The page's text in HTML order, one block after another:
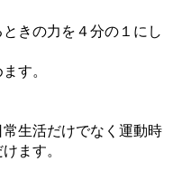
きの力を４分の１にし
す。
生活だけでなく運動時
ます。